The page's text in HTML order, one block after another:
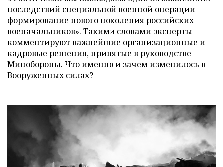
последствий специальной военной операции –
формирование нового поколения российских
военачальников». Такими словами эксперты
комментируют важнейшие организационные и
кадровые решения, принятые в руководстве
Минобороны. Что именно и зачем изменилось в
Вооруженных силах?